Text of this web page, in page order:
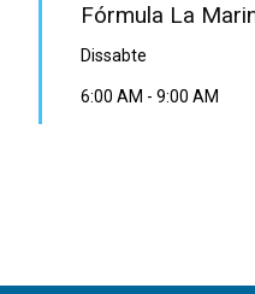
Fórmula La
Dissabte
6:00 AM - 9:00 AM